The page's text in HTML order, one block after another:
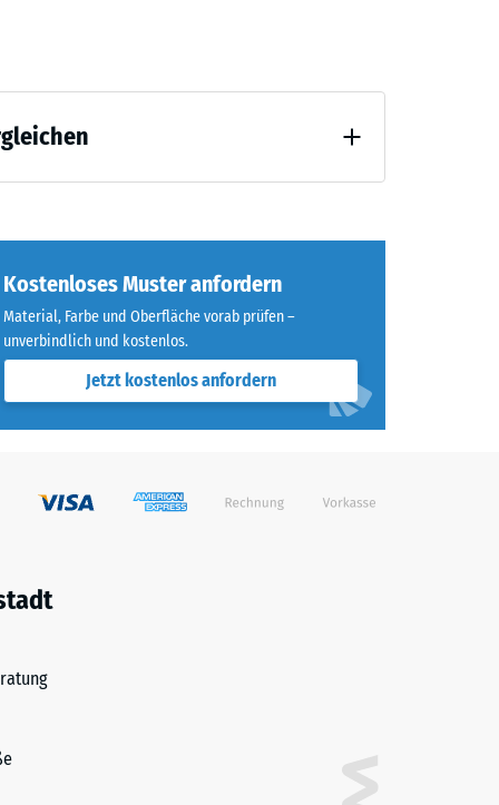
(BS 7188)
Kostenloses Muster anfordern
Material, Farbe und Oberfläche vorab prüfen –
unverbindlich und kostenlos.
Jetzt kostenlos anfordern